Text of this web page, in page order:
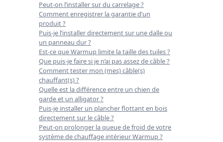
Peut-on l’installer sur du carrelage ?
Comment enregistrer la garantie d’un
produit ?
Puis-je l’installer directement sur une dalle ou
un panneau dur ?
Est-ce que Warmup limite la taille des tuiles ?
Que puis-je faire si je n’ai pas assez de câble ?
Comment tester mon (mes) câble(s)
chauffant(s) ?
Quelle est la différence entre un chien de
garde et un alligator ?
Puis-je installer un plancher flottant en bois
directement sur le câble ?
Peut-on prolonger la queue de froid de votre
système de chauffage intérieur Warmup ?